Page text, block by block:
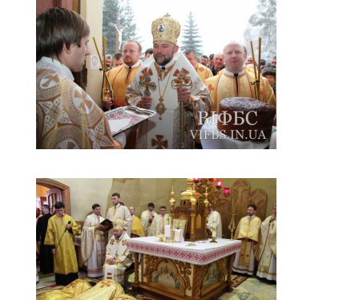
Комісія у справах родини
Комісія з питань душпастирства охорони здоров’я
Спільноти
Квіти Слобожанщини
Харківщина
Сумщина
Оголошення
Трансляції